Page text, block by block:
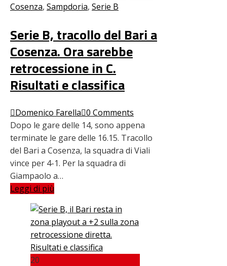
Cosenza, Sampdoria, Serie B
Serie B, tracollo del Bari a
Cosenza. Ora sarebbe
retrocessione in C.
Risultati e classifica
Domenico Farella 0 Comments
Dopo le gare delle 14, sono appena
terminate le gare delle 16.15. Tracollo
del Bari a Cosenza, la squadra di Viali
vince per 4-1. Per la squadra di
Giampaolo a…
Leggi di più
20